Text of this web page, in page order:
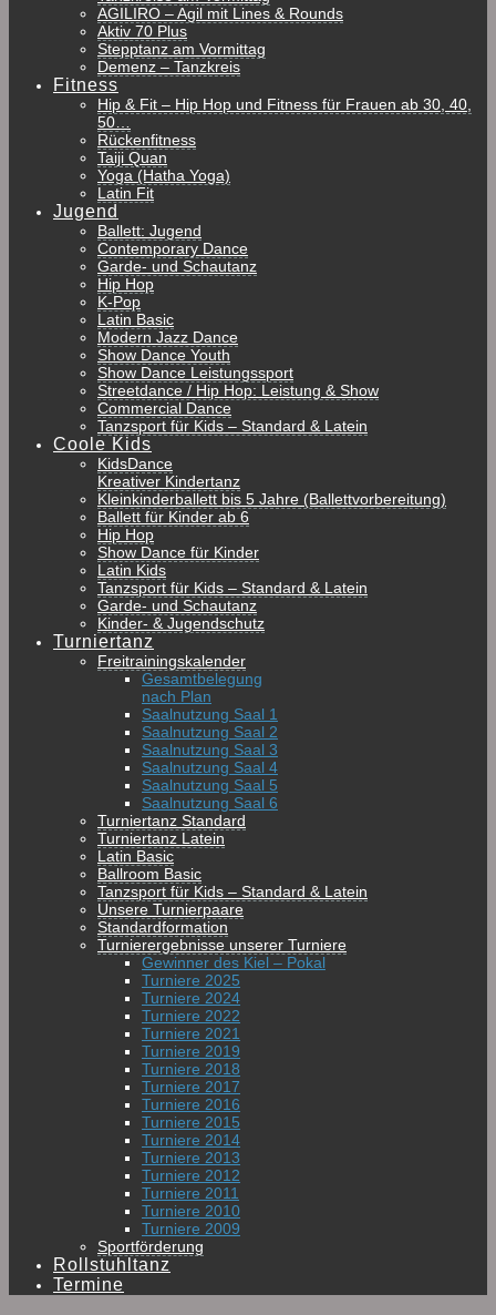
AGILIRO – Agil mit Lines & Rounds
Aktiv 70 Plus
Stepptanz am Vormittag
Demenz – Tanzkreis
Fitness
Hip & Fit – Hip Hop und Fitness für Frauen ab 30, 40,
50…
Rückenfitness
Taiji Quan
Yoga (Hatha Yoga)
Latin Fit
Jugend
Ballett: Jugend
Contemporary Dance
Garde- und Schautanz
Hip Hop
K-Pop
Latin Basic
Modern Jazz Dance
Show Dance Youth
Show Dance Leistungssport
Streetdance / Hip Hop: Leistung & Show
Commercial Dance
Tanzsport für Kids – Standard & Latein
Coole Kids
KidsDance
Kreativer Kindertanz
Kleinkinderballett bis 5 Jahre (Ballettvorbereitung)
Ballett für Kinder ab 6
Hip Hop
Show Dance für Kinder
Latin Kids
Tanzsport für Kids – Standard & Latein
Garde- und Schautanz
Kinder- & Jugendschutz
Turniertanz
Freitrainingskalender
Gesamtbelegung
nach Plan
Saalnutzung Saal 1
Saalnutzung Saal 2
Saalnutzung Saal 3
Saalnutzung Saal 4
Saalnutzung Saal 5
Saalnutzung Saal 6
Turniertanz Standard
Turniertanz Latein
Latin Basic
Ballroom Basic
Tanzsport für Kids – Standard & Latein
Unsere Turnierpaare
Standardformation
Turnierergebnisse unserer Turniere
Gewinner des Kiel – Pokal
Turniere 2025
Turniere 2024
Turniere 2022
Turniere 2021
Turniere 2019
Turniere 2018
Turniere 2017
Turniere 2016
Turniere 2015
Turniere 2014
Turniere 2013
Turniere 2012
Turniere 2011
Turniere 2010
Turniere 2009
Sportförderung
Rollstuhltanz
Termine